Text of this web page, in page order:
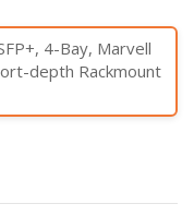
4-Bay, Marvell
depth Rackmount